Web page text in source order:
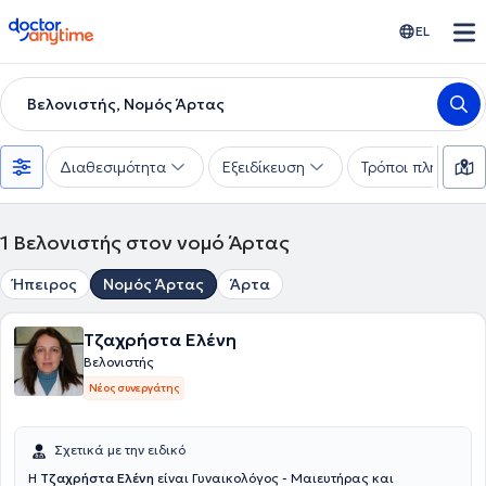
doctoranytime EL
Βελονιστής, Νομός Άρτας
Διαθεσιμότητα Εξειδίκευση Τρόποι πληρωμής
1 Βελονιστής στον νομό Άρτας
Ήπειρος Νομός Άρτας Άρτα
Τζαχρήστα Ελένη
Βελονιστής
Νέος συνεργάτης
Σχετικά με την ειδικό
Η Τζαχρήστα Ελένη είναι Γυναικολόγος - Μαιευτήρας και